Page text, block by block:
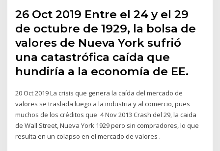
26 Oct 2019 Entre el 24 y el 29
de octubre de 1929, la bolsa de
valores de Nueva York sufrió
una catastrófica caída que
hundiría a la economía de EE.
20 Oct 2019 La crisis que genera la caída del mercado de
valores se traslada luego a la industria y al comercio, pues
muchos de los créditos que 4 Nov 2013 Crash del 29, la caida
de Wall Street, Nueva York 1929 pero sin compradores, lo que
resulta en un colapso en el mercado de valores .